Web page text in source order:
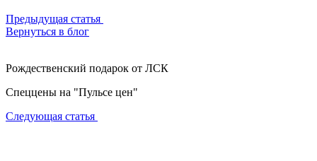
Предыдущая статья
Вернуться в блог
Рождественский подарок от ЛСК
Спеццены на "Пульсе цен"
Следующая статья